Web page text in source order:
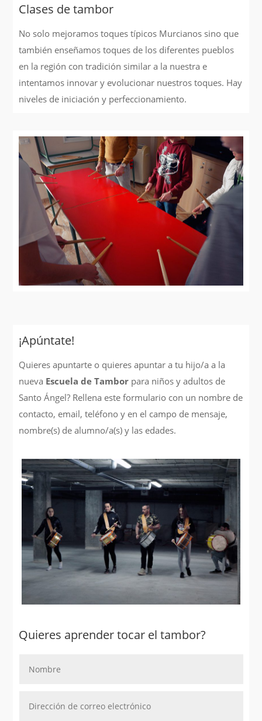
Clases de tambor
No solo mejoramos toques típicos Murcianos sino que
también enseñamos toques de los diferentes pueblos
en la región con tradición similar a la nuestra e
intentamos innovar y evolucionar nuestros toques. Hay
niveles de iniciación y perfeccionamiento.
¡Apúntate!
Quieres apuntarte o quieres apuntar a tu hijo/a a la
nueva Escuela de Tambor para niños y adultos de
Santo Ángel? Rellena este formulario con un nombre de
contacto, email, teléfono y en el campo de mensaje,
nombre(s) de alumno/a(s) y las edades.
Quieres aprender tocar el tambor?